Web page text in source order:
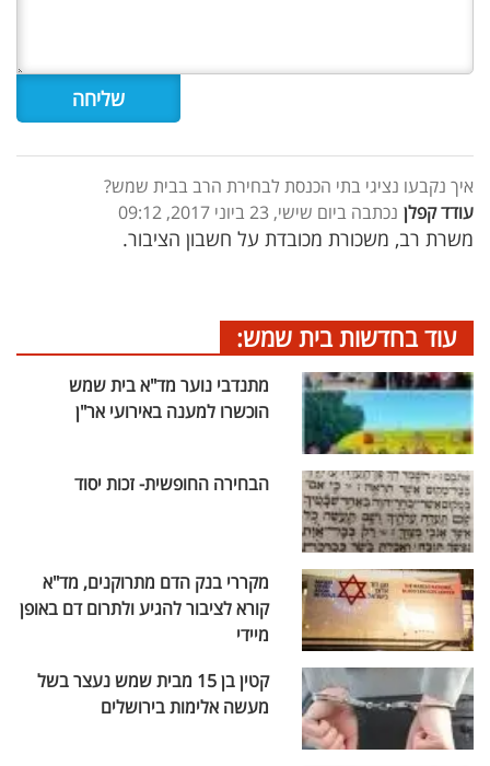
איך נקבעו נציגי בתי הכנסת לבחירת הרב בבית שמש?
עודד קפלן נכתבה ביום שישי, 23 ביוני 2017, 09:12
משרת רב, משכורת מכובדת על חשבון הציבור.
עוד בחדשות בית שמש:
מתנדבי נוער מד"א בית שמש
הוכשרו למענה באירועי אר"ן
הבחירה החופשית- זכות יסוד
מקררי בנק הדם מתרוקנים, מד"א
קורא לציבור להגיע ולתרום דם באופן
מיידי
קטין בן 15 מבית שמש נעצר בשל
מעשה אלימות בירושלים